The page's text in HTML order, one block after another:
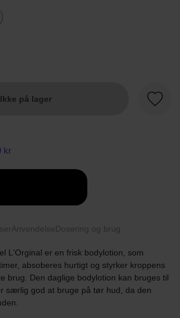
Ikke på lager
kr
AnvendelseDosering og brug
L'Orginal er en frisk bodylotion, som
absoberes hurtigt og styrker kroppens
brug. Den daglige bodylotion kan bruges til
særlig god at bruge på tør hud, da den